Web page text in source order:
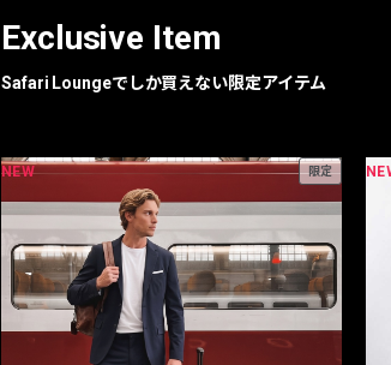
Exclusive Item
Safari Loungeでしか買えない限定アイテム
NEW 限定